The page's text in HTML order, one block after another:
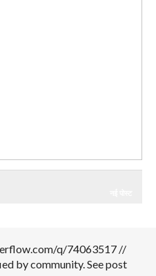
q/74063517 //
by community. See post